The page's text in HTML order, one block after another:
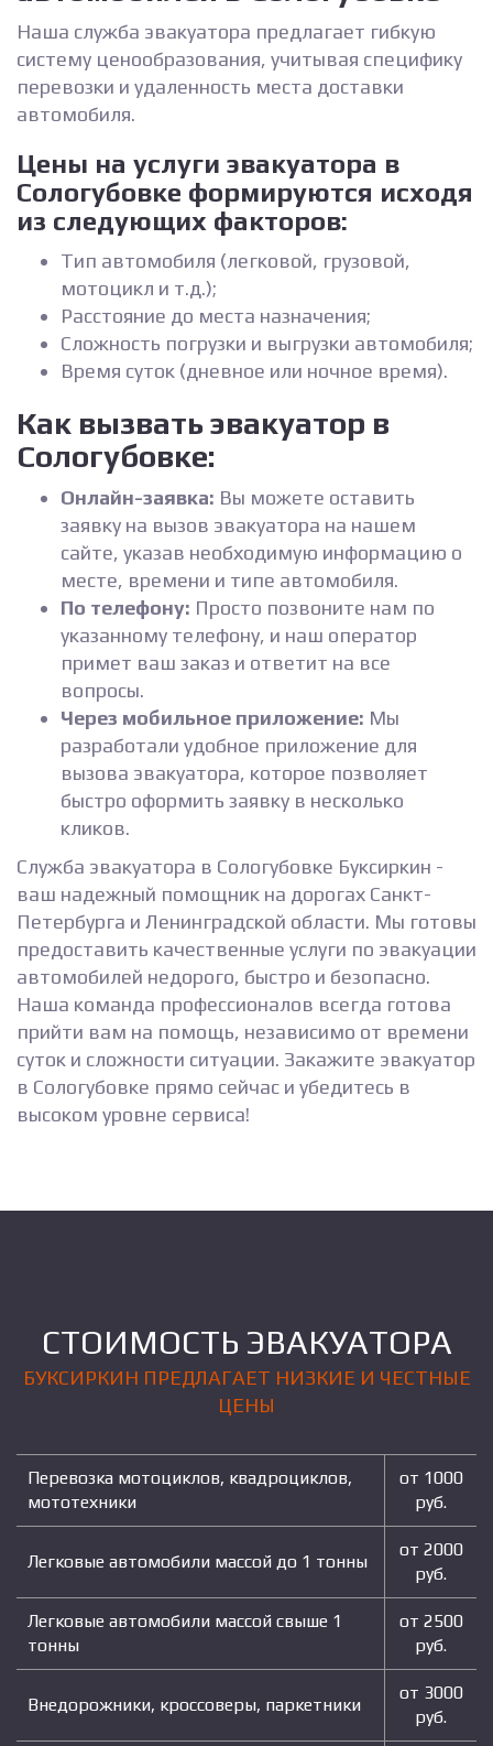
Наша служба эвакуатора предлагает гибкую
систему ценообразования, учитывая специфику
перевозки и удаленность места доставки
автомобиля.
Цены на услуги эвакуатора в
Сологубовке формируются исходя
из следующих факторов:
Тип автомобиля (легковой, грузовой,
мотоцикл и т.д.);
Расстояние до места назначения;
Сложность погрузки и выгрузки автомобиля;
Время суток (дневное или ночное время).
Как вызвать эвакуатор в
Сологубовке:
Онлайн-заявка: Вы можете оставить
заявку на вызов эвакуатора на нашем
сайте, указав необходимую информацию о
месте, времени и типе автомобиля.
По телефону: Просто позвоните нам по
указанному телефону, и наш оператор
примет ваш заказ и ответит на все
вопросы.
Через мобильное приложение: Мы
разработали удобное приложение для
вызова эвакуатора, которое позволяет
быстро оформить заявку в несколько
кликов.
Служба эвакуатора в Сологубовке Буксиркин -
ваш надежный помощник на дорогах Санкт-
Петербурга и Ленинградской области. Мы готовы
предоставить качественные услуги по эвакуации
автомобилей недорого, быстро и безопасно.
Наша команда профессионалов всегда готова
прийти вам на помощь, независимо от времени
суток и сложности ситуации. Закажите эвакуатор
в Сологубовке прямо сейчас и убедитесь в
высоком уровне сервиса!
СТОИМОСТЬ ЭВАКУАТОРА
БУКСИРКИН ПРЕДЛАГАЕТ НИЗКИЕ И ЧЕСТНЫЕ
ЦЕНЫ
Перевозка мотоциклов, квадроциклов,
мототехники
от 1000
руб.
Легковые автомобили массой до 1 тонны
от 2000
руб.
Легковые автомобили массой свыше 1
тонны
от 2500
руб.
Внедорожники, кроссоверы, паркетники
от 3000
руб.